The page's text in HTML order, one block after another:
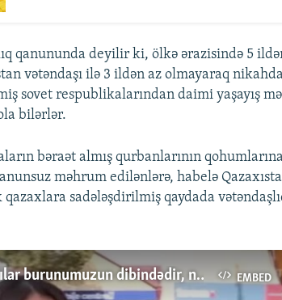
qanununda deyilir ki, ölkə ərazisində 5
vətəndaşı ilə 3 ildən az olmayaraq
sovet respublikalarından daimi yaşayış
bilərlər.
bəraət almış qurbanlarının
məhrum edilənlərə, habelə
sadələşdirilmiş qaydada
EMBED
Erməni sakin: "Azərbaycanlılar burunumuzun dibindədir, necə sakit ola bilərik"?